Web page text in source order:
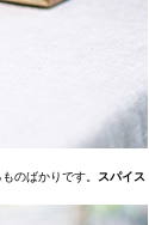
のばかりです。 スパイス